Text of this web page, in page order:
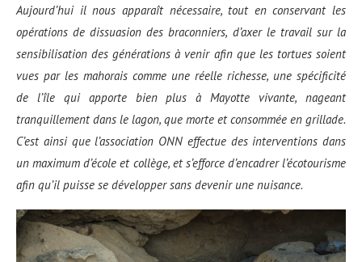
Aujourd’hui il nous apparaît nécessaire, tout en conservant les
opérations de dissuasion des braconniers, d’axer le travail sur la
sensibilisation des générations à venir afin que les tortues soient
vues par les mahorais comme une réelle richesse, une spécificité
de l’île qui apporte bien plus à Mayotte vivante, nageant
tranquillement dans le lagon, que morte et consommée en grillade.
C’est ainsi que l’association ONN effectue des interventions dans
un maximum d’école et collège, et s’efforce d’encadrer l’écotourisme
afin qu’il puisse se développer sans devenir une nuisance.